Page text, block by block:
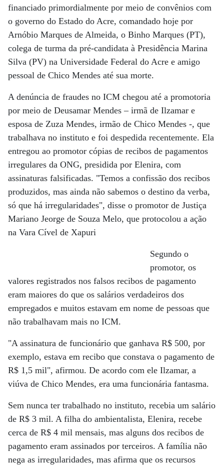
financiado primordialmente por meio de convênios com
o governo do Estado do Acre, comandado hoje por
Arnóbio Marques de Almeida, o Binho Marques (PT),
colega de turma da pré-candidata à Presidência Marina
Silva (PV) na Universidade Federal do Acre e amigo
pessoal de Chico Mendes até sua morte.
A denúncia de fraudes no ICM chegou até a promotoria
por meio de Deusamar Mendes – irmã de Ilzamar e
esposa de Zuza Mendes, irmão de Chico Mendes -, que
trabalhava no instituto e foi despedida recentemente. Ela
entregou ao promotor cópias de recibos de pagamentos
irregulares da ONG, presidida por Elenira, com
assinaturas falsificadas. "Temos a confissão dos recibos
produzidos, mas ainda não sabemos o destino da verba,
só que há irregularidades", disse o promotor de Justiça
Mariano Jeorge de Souza Melo, que protocolou a ação
na Vara Cível de Xapuri
Segundo o
promotor, os
valores registrados nos falsos recibos de pagamento
eram maiores do que os salários verdadeiros dos
empregados e muitos estavam em nome de pessoas que
não trabalhavam mais no ICM.
"A assinatura de funcionário que ganhava R$ 500, por
exemplo, estava em recibo que constava o pagamento de
R$ 1,5 mil", afirmou. De acordo com ele Ilzamar, a
viúva de Chico Mendes, era uma funcionária fantasma.
Sem nunca ter trabalhado no instituto, recebia um salário
de R$ 3 mil. A filha do ambientalista, Elenira, recebe
cerca de R$ 4 mil mensais, mas alguns dos recibos de
pagamento eram assinados por terceiros. A família não
nega as irregularidades, mas afirma que os recursos